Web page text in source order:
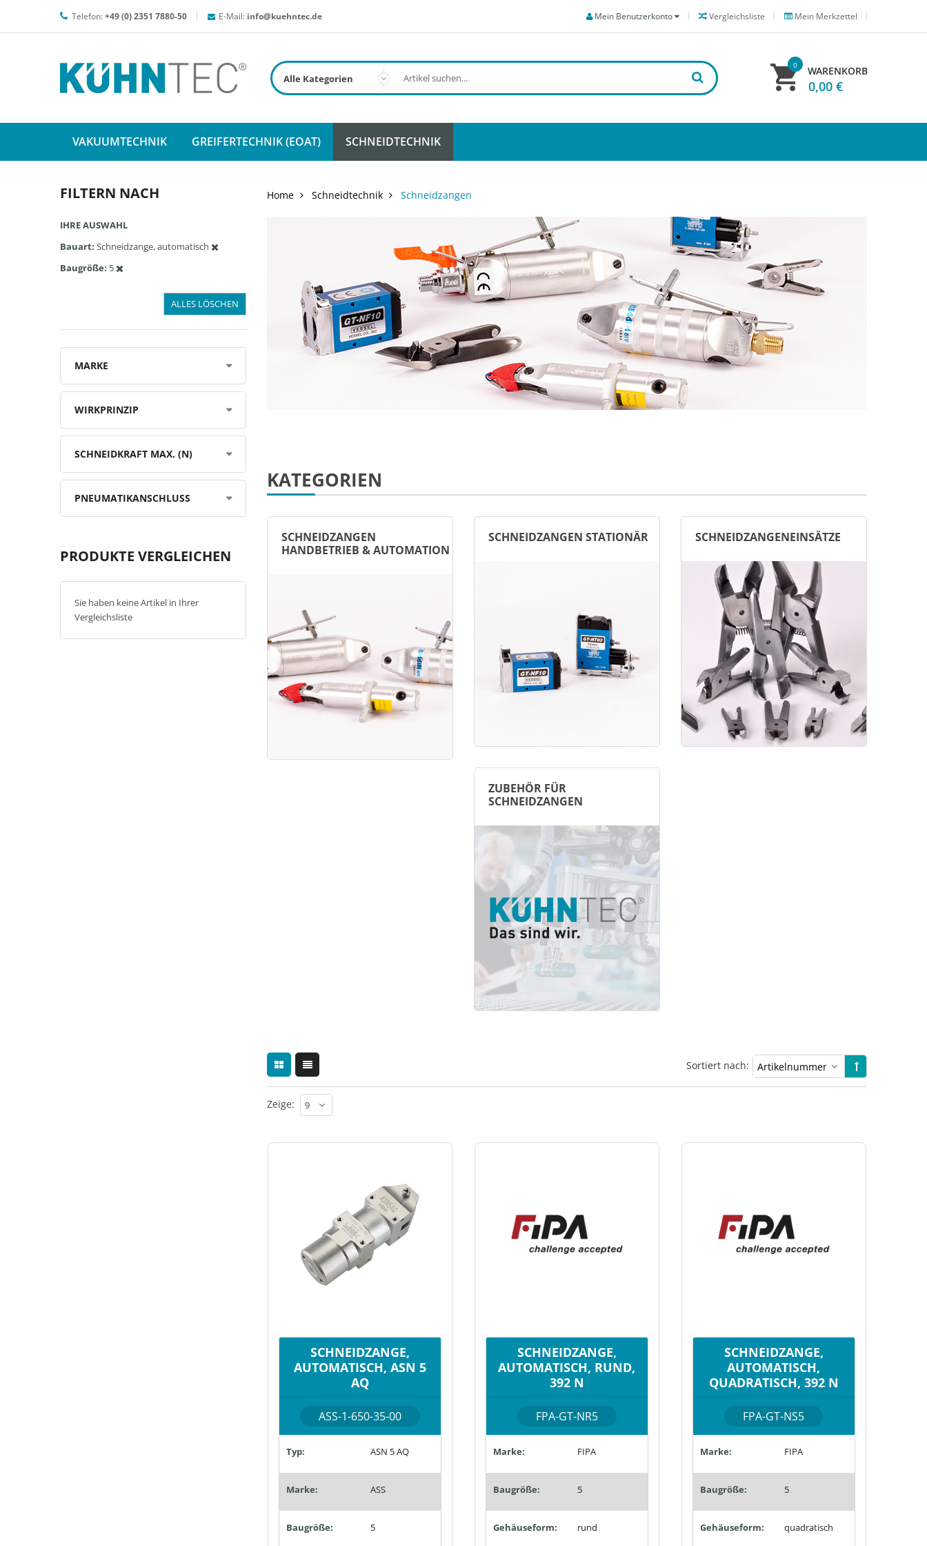
Telefon:+49 (0) 2351 7880-50 E-Mail: info@kuehntec.de Mein Merkzettel
Vergleichsliste
Mein Benutzerkonto
WARENKORB
0
0,00 €
VAKUUMTECHNIK GREIFERTECHNIK (EOAT) SCHNEIDTECHNIK
FILTERN NACH
IHRE AUSWAHL
Bauart Schneidzange, automatisch
Baugröße 5
ALLES LÖSCHEN
MARKE
WIRKPRINZIP
SCHNEIDKRAFT MAX. (N)
PNEUMATIKANSCHLUSS
PRODUKTE VERGLEICHEN
Sie haben keine Artikel in Ihrer
Vergleichsliste
Home Schneidtechnik Schneidzangen
KATEGORIEN
SCHNEIDZANGEN
HANDBETRIEB & AUTOMATION
SCHNEIDZANGEN STATIONÄR SCHNEIDZANGENEINSÄTZE
ZUBEHÖR FÜR
SCHNEIDZANGEN
Sortiert nach:
Zeige:
SCHNEIDZANGE,
AUTOMATISCH, ASN 5
AQ
ASS-1-650-35-00
Typ: ASN 5 AQ
Marke: ASS
Baugröße: 5
SCHNEIDZANGE,
AUTOMATISCH, RUND,
392 N
FPA-GT-NR5
Marke: FIPA
Baugröße: 5
Gehäuseform: rund
SCHNEIDZANGE,
AUTOMATISCH,
QUADRATISCH, 392 N
FPA-GT-NS5
Marke: FIPA
Baugröße: 5
Gehäuseform: quadratisch